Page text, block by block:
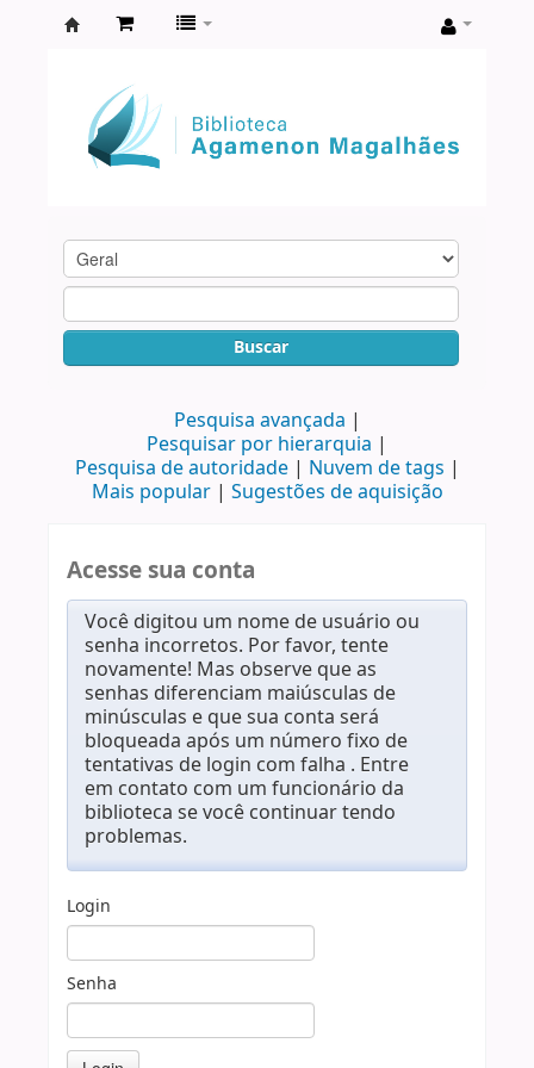
Agamenon
Magalhães
Buscar
Pesquisa avançada
Pesquisar por hierarquia
Pesquisa de autoridade
Nuvem de tags
Mais popular
Sugestões de aquisição
Acesse sua conta
Você digitou um nome de usuário ou
senha incorretos. Por favor, tente
novamente! Mas observe que as
senhas diferenciam maiúsculas de
minúsculas e que sua conta será
bloqueada após um número fixo de
tentativas de login com falha . Entre
em contato com um funcionário da
biblioteca se você continuar tendo
problemas.
Login
Senha